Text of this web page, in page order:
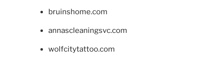
bruinshome.com
annascleaningsvc.com
wolfcitytattoo.com